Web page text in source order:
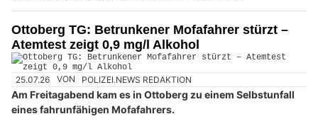
Ottoberg TG: Betrunkener Mofafahrer stürzt –
Atemtest zeigt 0,9 mg/l Alkohol
25.07.26 VON POLIZEI.NEWS REDAKTION
Am Freitagabend kam es in Ottoberg zu einem Selbstunfall
eines fahrunfähigen Mofafahrers.